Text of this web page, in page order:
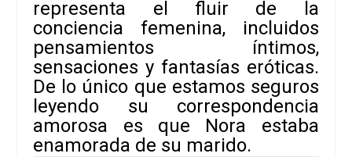
representa el fluir de la
conciencia femenina, incluidos
pensamientos íntimos,
sensaciones y fantasías eróticas.
De lo único que estamos seguros
leyendo su correspondencia
amorosa es que Nora estaba
enamorada de su marido.